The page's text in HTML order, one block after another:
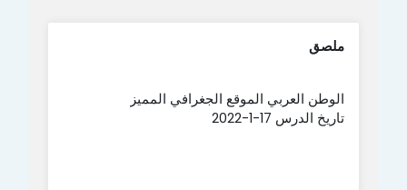
ملصق
الوطن العربي الموقع الجغرافي المميز
تاريخ الدرس 17-1-2022